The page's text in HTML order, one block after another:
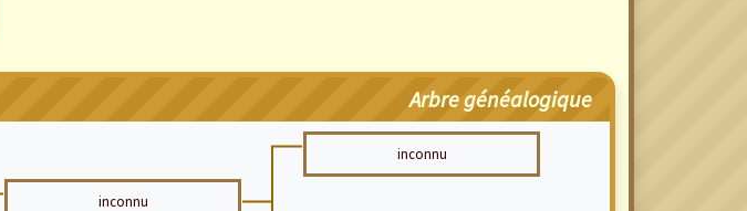
Arbre généalogique
inconnu
inconnu